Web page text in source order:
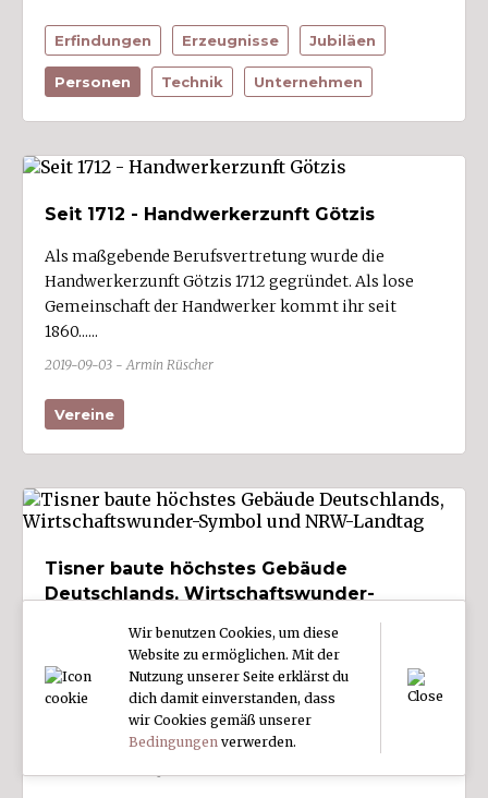
Erfindungen Erzeugnisse Jubiläen
Personen Technik Unternehmen
Seit 1712 - Handwerkerzunft Götzis
Als maßgebende Berufsvertretung wurde die
Handwerkerzunft Götzis 1712 gegründet. Als lose
Gemeinschaft der Handwerker kommt ihr seit
1860......
2019-09-03 - Armin Rüscher
Vereine
Tisner baute höchstes Gebäude
Deutschlands, Wirtschaftswunder-
Robert Walter (1928 - 2018), Architekt aus Feldkirch-
Tisis, war maßgeblich an großen Bauprojekten in
Deutschland beteiligt: Friedrich-Engelhorn-
Hochhaus......
Wir benutzen Cookies, um diese
Website zu ermöglichen. Mit der
Nutzung unserer Seite erklärst du
dich damit einverstanden, dass
wir Cookies gemäß unserer
Bedingungenverwerden.